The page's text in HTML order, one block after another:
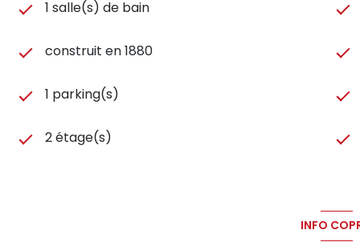
1 salle(s) de bain
construit en 1880
1 parking(s)
2 étage(s)
INFO